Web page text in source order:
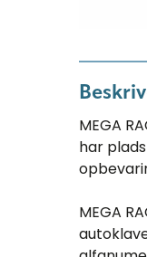
MEGA
har
MEGA